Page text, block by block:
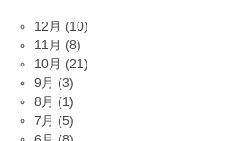
12月 (10)
11月 (8)
10月 (21)
9月 (3)
8月 (1)
7月 (5)